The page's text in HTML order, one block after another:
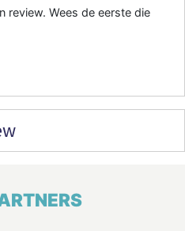
review. Wees de eerste die